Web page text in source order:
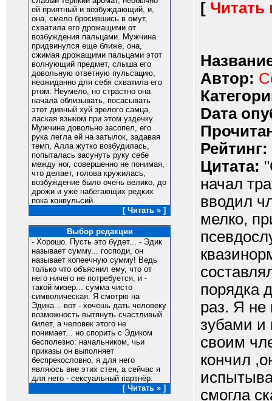
ей приятный и возбуждающий, и,
она, смело бросившись в омут,
схватила его дрожащими от
возбуждения пальцами. Мужчина
придвинулся еще ближе, она,
сжимая дрожащими пальцами этот
волнующий предмет, слыша его
довольную ответную пульсацию,
неожиданно для себя схватила его
ртом. Неумело, но страстно она
начала облизывать, посасывать
этот дивный хуй зрелого самца,
лаская языком при этом уздечку.
Мужчина довольно засопел, его
рука легла ей на затылок, задавая
темп, Алла жутко возбудилась,
попыталась засунуть руку себе
между ног, совершенно не понимая,
что делает, голова кружилась,
возбуждение было очень велико, до
дрожи и уже набегающих редких
пока конвульсий.
[ Читать » ]
Выбор редакции
- Хорошо. Пусть это будет... - Эдик
называет сумму... господи, он
называет копеечную сумму! Ведь
только что объяснил ему, что от
него ничего не потребуется, и -
такой мизер... сумма чисто
символическая. Я смотрю на
Эдика... вот - хочешь дать человеку
возможность вытянуть счастливый
билет, а человек этого не
понимает... но спорить с Эдиком
бесполезно: начальником, чьи
приказы он выполняет
беспрекословно, я для него
являюсь вне этих стен, а сейчас я
для него - сексуальный партнёр.
[ Читать » ]
[ Читать
Автор:
Dата
Рейтинг:
Цитата:
начал
вводил
мелко,
порядка
раз. Я не
зубами и
своим
кончил
смогла